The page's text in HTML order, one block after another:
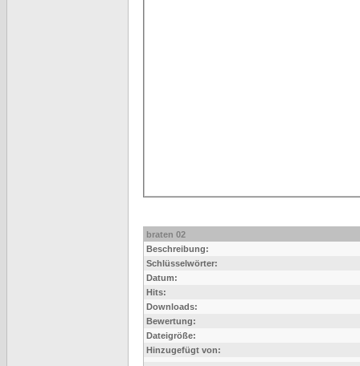
braten 02
Beschreibung:
Schlüsselwörter:
Datum:
Hits:
Downloads:
Bewertung:
Dateigröße:
Hinzugefügt von: